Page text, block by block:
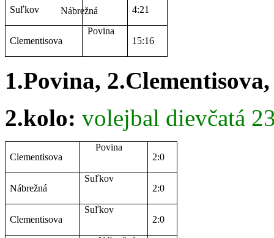
Suľkov Nábrežná 4:21
Clementisova
Povina
15:16
1.Povina,
2.kolo: volejbal dievčatá
Clementisova
Povina
2:0
Nábrežná
Suľkov
2:0
Clementisova
Suľkov
2:0